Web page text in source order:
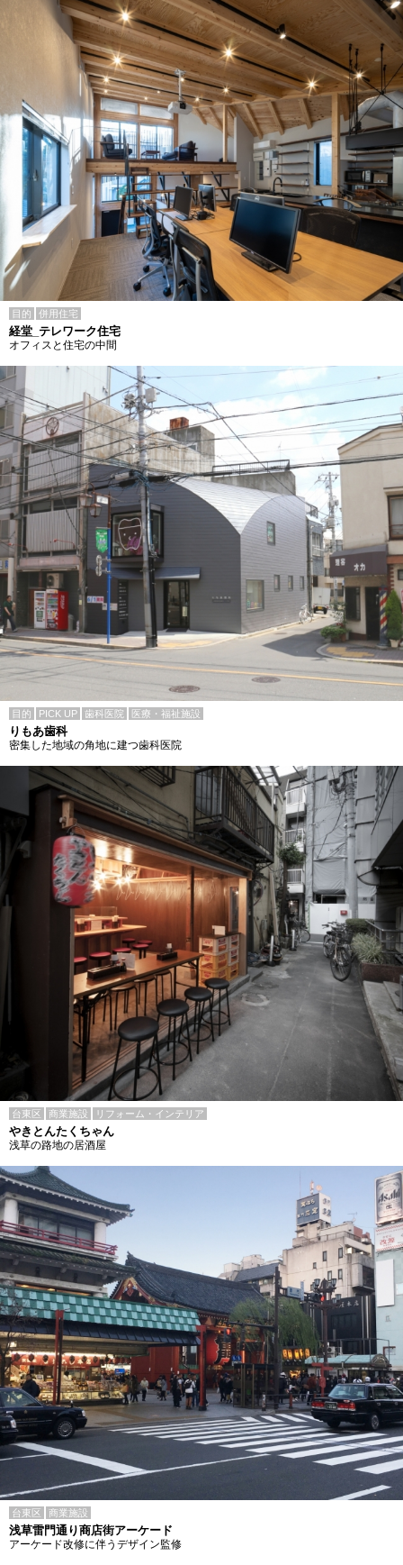
目的 併用住宅
経堂_テレワーク住宅
オフィスと住宅の中間
目的 PICK UP 歯科医院 医療・福祉施設
りもあ歯科
密集した地域の角地に建つ歯科医院
台東区 商業施設 リフォーム・インテリア
やきとんたくちゃん
浅草の路地の居酒屋
台東区 商業施設
浅草雷門通り商店街アーケード
アーケード改修に伴うデザイン監修